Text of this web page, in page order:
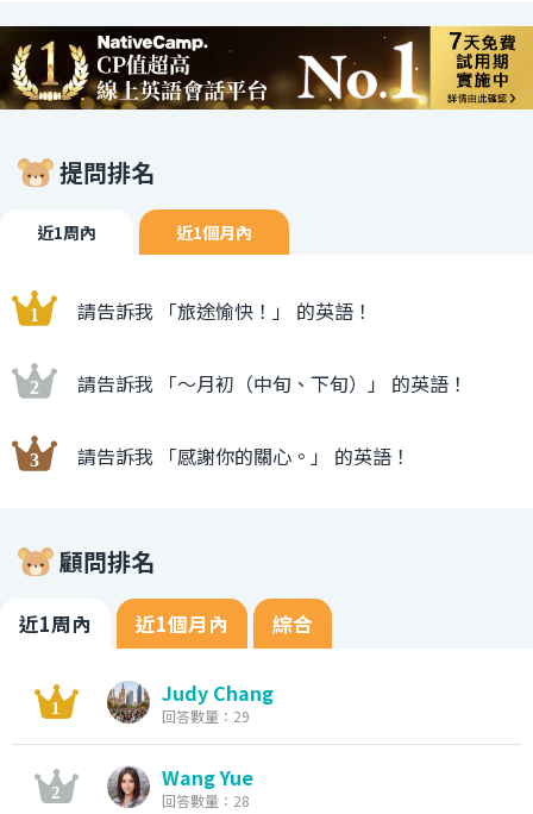
提問排名
近1周內 近1個月內
請告訴我 「旅途愉快！」 的英語！
請告訴我 「〜月初（中旬、下旬）」 的英語！
請告訴我 「感謝你的關心。」 的英語！
顧問排名
近1周內 近1個月內 綜合
Judy Chang
回答數量：29
Wang Yue
回答數量：28